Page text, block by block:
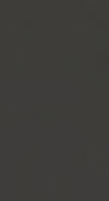
en ligne